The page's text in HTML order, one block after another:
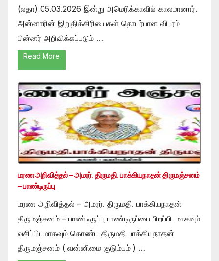
(லதா) 05.03.2026 இன்று அமெரிக்காவில் காலமானார்.
அன்னாரின் இறுதிக்கிரியைகள் தொடர்பான விபரம்
பின்னர் அறிவிக்கப்படும் …
Read More
மரண அறிவித்தல் – அமரர். திருமதி. பாக்கியநாதன் திருமஞ்சனம்
– பாண்டிருப்பு
மரண அறிவித்தல் – அமரர். திருமதி. பாக்கியநாதன்
திருமஞ்சனம் – பாண்டிருப்பு பாண்டிருப்பை பிறப்பிடமாகவும்
வசிப்பிடமாகவும் கொண்ட திருமதி பாக்கியநாதன்
திருமஞ்சனம் ( வன்னிமை குடும்பம் ) …